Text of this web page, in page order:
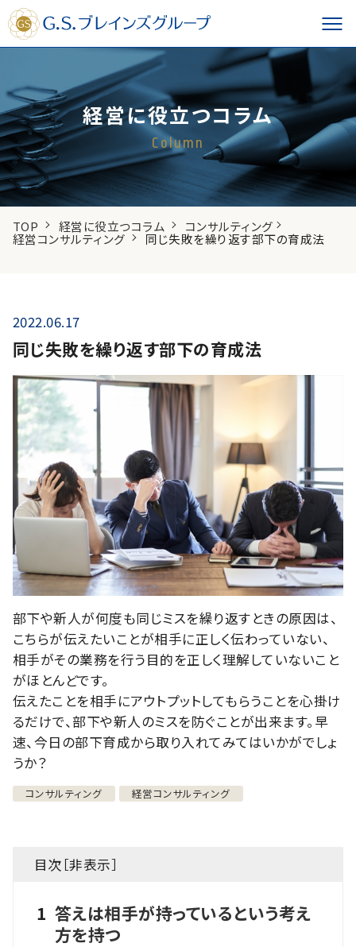
経営に役立つコラム
Column
TOP 経営に役立つコラム コンサルティング
経営コンサルティング 同じ失敗を繰り返す部下の育成法
2022.06.17
同じ失敗を繰り返す部下の育成法
部下や新人が何度も同じミスを繰り返すときの原因は、
こちらが伝えたいことが相手に正しく伝わっていない、
相手がその業務を行う目的を正しく理解していないこと
がほとんどです。
伝えたことを相手にアウトプットしてもらうことを心掛け
るだけで、部下や新人のミスを防ぐことが出来ます。早
速、今日の部下育成から取り入れてみてはいかがでしょ
うか？
コンサルティング 経営コンサルティング
目次［非表示］
1 答えは相手が持っているという考え
方を持つ